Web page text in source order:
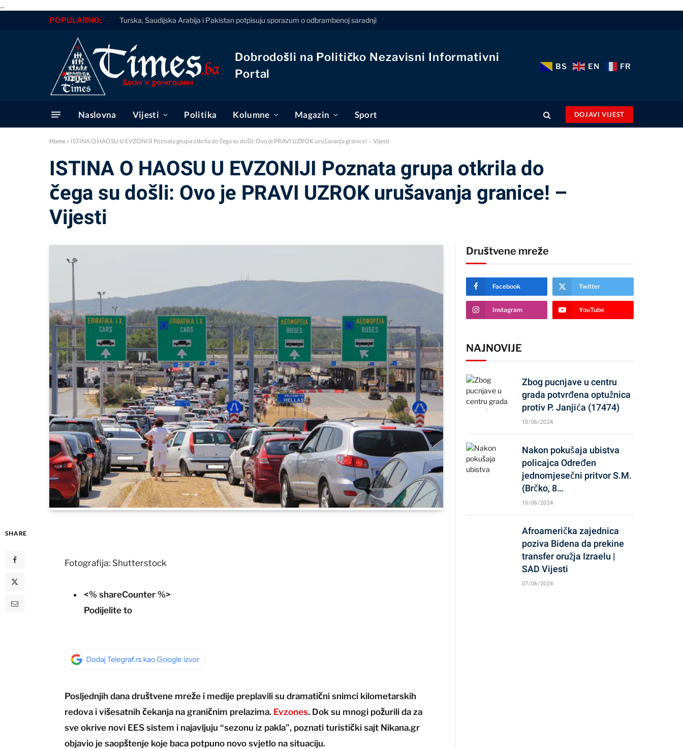
...
POPULARNO: Turska, Saudijska Arabija i Pakistan potpisuju sporazum o odbrambenoj saradnji
Dobrodošli na Političko Nezavisni Informativni
Portal
BS EN FR
Naslovna Vijesti Politika Kolumne Magazin Sport DOJAVI VIJEST
Home » ISTINA O HAOSU U EVZONIJI Poznata grupa otkrila do čega su došli: Ovo je PRAVI UZROK urušavanja granice! – Vijesti
ISTINA O HAOSU U EVZONIJI Poznata grupa otkrila do
čega su došli: Ovo je PRAVI UZROK urušavanja granice! –
Vijesti
SHARE
Fotografija: Shutterstock
<% shareCounter %>
Podijelite to
Posljednjih dana društvene mreže i medije preplavili su dramatični snimci kilometarskih
redova i višesatnih čekanja na graničnim prelazima. Evzones. Dok su mnogi požurili da za
sve okrive novi EES sistem i najavljuju “sezonu iz pakla”, poznati turistički sajt Nikana.gr
objavio je saopštenje koje baca potpuno novo svjetlo na situaciju.
Društvene mreže
Facebook Twitter
Instagram YouTube
NAJNOVIJE
Zbog pucnjave u centru
grada potvrđena optužnica
protiv P. Janjića (17474)
10/06/2024
Nakon pokušaja ubistva
policajca Određen
jednomjesečni pritvor S.M.
(Brčko, 8…
10/06/2024
Afroamerička zajednica
poziva Bidena da prekine
transfer oružja Izraelu |
SAD Vijesti
07/06/2024